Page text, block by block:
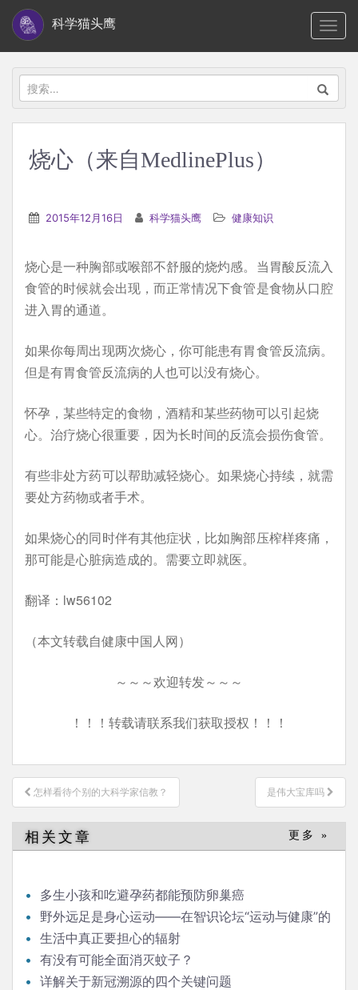
i
科学猫头鹰
搜
索：
烧心（来自MedlinePlus）
2015年12月16日 科学猫头鹰 健康知识
烧心是一种胸部或喉部不舒服的烧灼感。当胃酸反流入
食管的时候就会出现，而正常情况下食管是食物从口腔
进入胃的通道。
如果你每周出现两次烧心，你可能患有胃食管反流病。
但是有胃食管反流病的人也可以没有烧心。
怀孕，某些特定的食物，酒精和某些药物可以引起烧
心。治疗烧心很重要，因为长时间的反流会损伤食管。
有些非处方药可以帮助减轻烧心。如果烧心持续，就需
要处方药物或者手术。
如果烧心的同时伴有其他症状，比如胸部压榨样疼痛，
那可能是心脏病造成的。需要立即就医。
翻译：lw56102
（本文转载自健康中国人网）
～～～欢迎转发～～～
！！！转载请联系我们获取授权！！！
文
章
导
航
怎样看待个别的大科学家信教？ 是伟大宝库吗
相关文章 更多 »
多生小孩和吃避孕药都能预防卵巢癌
野外远足是身心运动——在智识论坛“运动与健康”的
发言生活中真正要担心的辐射
有没有可能全面消灭蚊子？
详解关于新冠溯源的四个关键问题